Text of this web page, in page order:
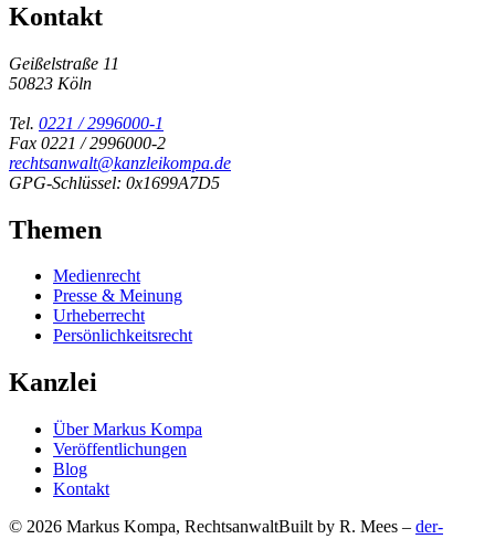
Kontakt
Geißelstraße 11
50823 Köln
Tel. 0221 / 2996000-1
Fax 0221 / 2996000-2
rechtsanwalt@kanzleikompa.de
GPG-Schlüssel: 0x1699A7D5
Themen
Medienrecht
Presse & Meinung
Urheberrecht
Persönlichkeitsrecht
Kanzlei
Über Markus Kompa
Veröffentlichungen
Blog
Kontakt
© 2026 Markus Kompa, RechtsanwaltBuilt by R. Mees – der-